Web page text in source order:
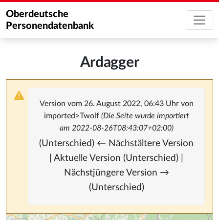
Oberdeutsche
Personendatenbank
Ardagger
Version vom 26. August 2022, 06:43 Uhr von
imported>Twolf (Die Seite wurde importiert
am 2022-08-26T08:43:07+02:00)
(Unterschied) ← Nächstältere Version
| Aktuelle Version (Unterschied) |
Nächstjüngere Version →
(Unterschied)